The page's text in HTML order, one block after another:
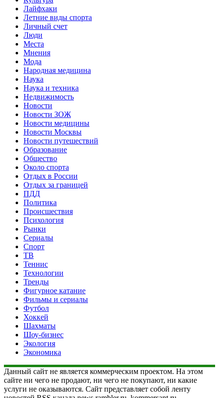
Лайфхаки
Летние виды спорта
Личный счет
Люди
Места
Мнения
Мода
Народная медицина
Наука
Наука и техника
Недвижимость
Новости
Новости ЗОЖ
Новости медицины
Новости Москвы
Новости путешествий
Образование
Общество
Около спорта
Отдых в России
Отдых за границей
ПДД
Политика
Происшествия
Психология
Рынки
Сериалы
Спорт
ТВ
Теннис
Технологии
Тренды
Фигурное катание
Фильмы и сериалы
Футбол
Хоккей
Шахматы
Шоу-бизнес
Экология
Экономика
Данный сайт не является коммерческим проектом. На этом
сайте ни чего не продают, ни чего не покупают, ни какие
услуги не оказываются. Сайт представляет собой ленту